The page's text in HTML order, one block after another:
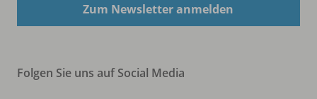
Zum Newsletter anmelden
Folgen Sie uns auf Social Media